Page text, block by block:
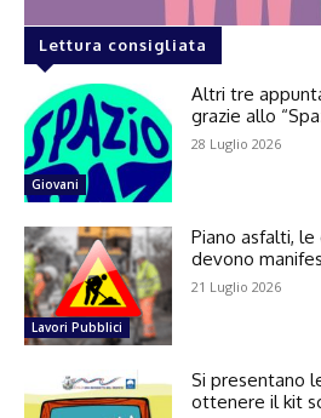
Lettura consigliata
Giovani
Altri tre
grazie allo
28 Luglio 2026
Lavori Pubblici
Piano asfalti,
devono
21 Luglio 2026
Si presentano
ottenere il kit